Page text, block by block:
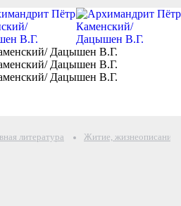
литература Житие, жизнеописание